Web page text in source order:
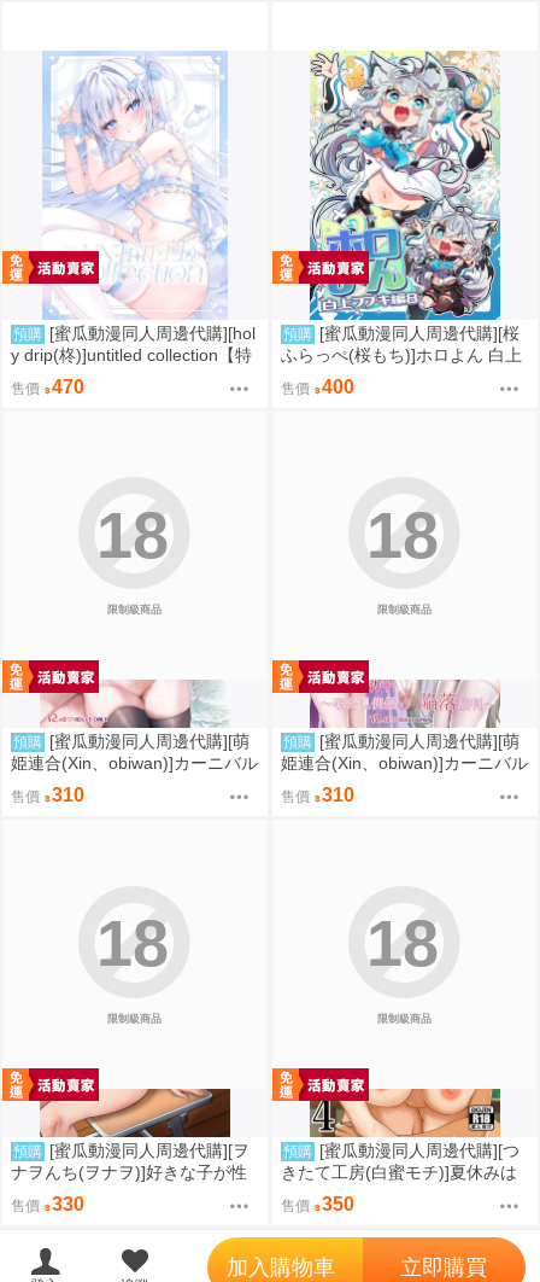
預購 [蜜瓜動漫同人周邊代購][hol
y drip(柊)]untitled collection【特
典付】(同人誌)
售價 470
預購 [蜜瓜動漫同人周邊代購][桜
ふらっぺ(桜もち)]ホロよん 白上
フブキ編8(Hololive)(同人誌)
售價 400
限制級商品
18
預購 [蜜瓜動漫同人周邊代購][萌
姫連合(Xin、obiwan)]カーニバル
43-混浴地獄3 ～幻月遊戯の性転
換裁判～(崩壞：星穹鐵道)(同人
售價 310
限制級商品
18
預購 [蜜瓜動漫同人周邊代購][萌
姫連合(Xin、obiwan)]カーニバル
44-混浴地獄4 ～覗き見傀儡の陥
落裁判～(崩壞：星穹鐵道)(同人
售價 310
限制級商品
18
預購 [蜜瓜動漫同人周邊代購][ヲ
ナヲんち(ヲナヲ)]好きな子が性
処理係に選ばれる話(同人誌)
售價 330
限制級商品
18
預購 [蜜瓜動漫同人周邊代購][つ
きたて工房(白蜜モチ)]夏休みは
お姉ちゃんといっしょに4(同人
誌)
售價 350
加入購物車 立即購買